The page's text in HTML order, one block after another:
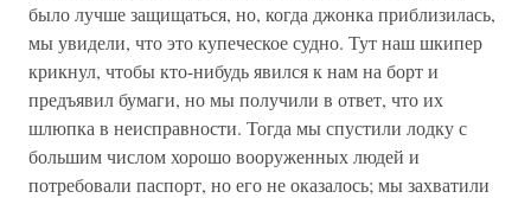
было лучше защищаться, но, когда джонка приблизилась,
мы увидели, что это купеческое судно. Тут наш шкипер
крикнул, чтобы кто-нибудь явился к нам на борт и
предъявил бумаги, но мы получили в ответ, что их
шлюпка в неисправности. Тогда мы спустили лодку с
большим числом хорошо вооруженных людей и
потребовали паспорт, но его не оказалось; мы захватили